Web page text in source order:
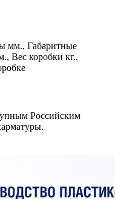
мм., Габаритные
Вес коробки кг.,
Российским